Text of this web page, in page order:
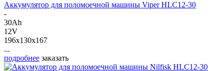
Аккумулятор для поломоечной машины Viper HLC12-30
-
30Ah
12V
196x130x167
...
подробнее заказать